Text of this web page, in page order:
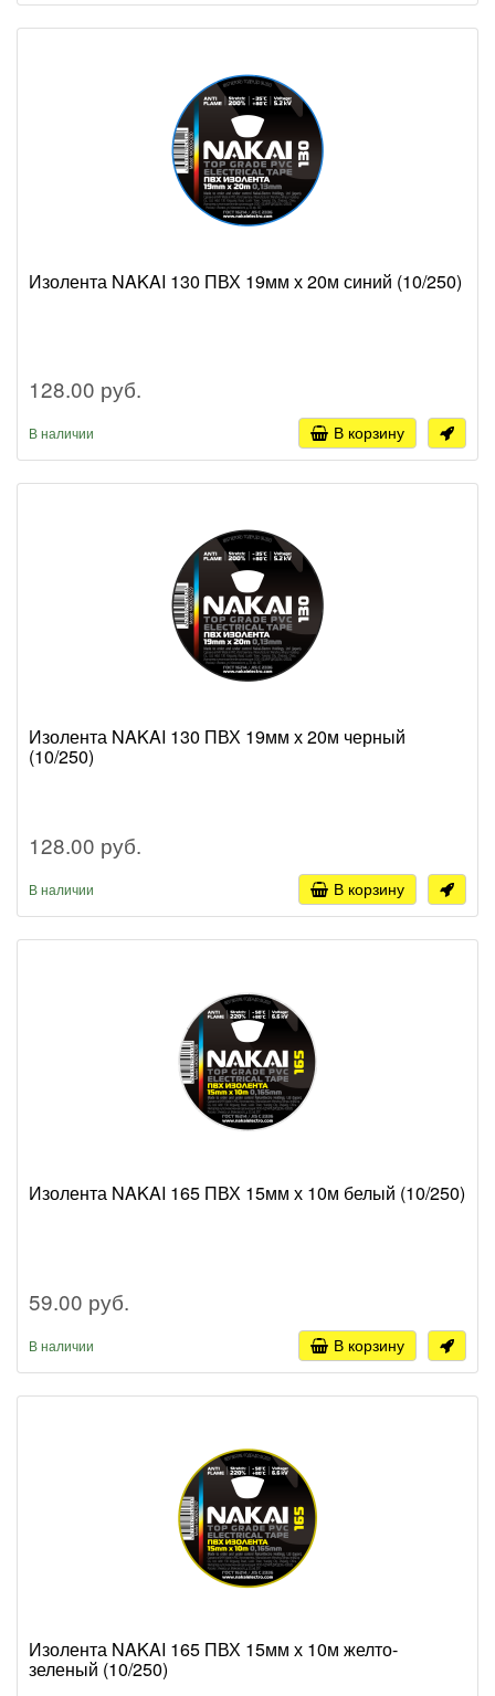
Изолента NAKAI 130 ПВХ 19мм х 20м синий (10/250)
128.00 руб.
В наличии В корзину
Изолента NAKAI 130 ПВХ 19мм х 20м черный
(10/250)
128.00 руб.
В наличии В корзину
Изолента NAKAI 165 ПВХ 15мм х 10м белый (10/250)
59.00 руб.
В наличии В корзину
Изолента NAKAI 165 ПВХ 15мм х 10м желто-
зеленый (10/250)